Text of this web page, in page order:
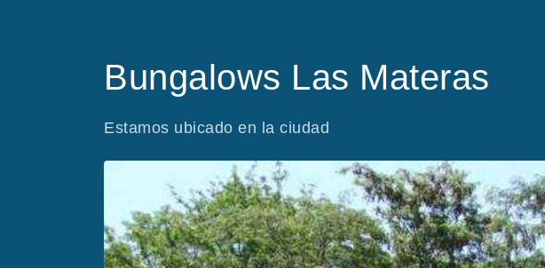
Bungalows Las Materas
Estamos ubicado en la ciudad